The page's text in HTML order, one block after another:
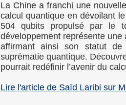
La Chine a franchi une
calcul quantique en dévoilant
504 qubits propulsé par le
développement représente
affirmant ainsi son statut
suprématie quantique.
pourrait redéfinir l’avenir du
Lire l'article de Saïd Laribi sur